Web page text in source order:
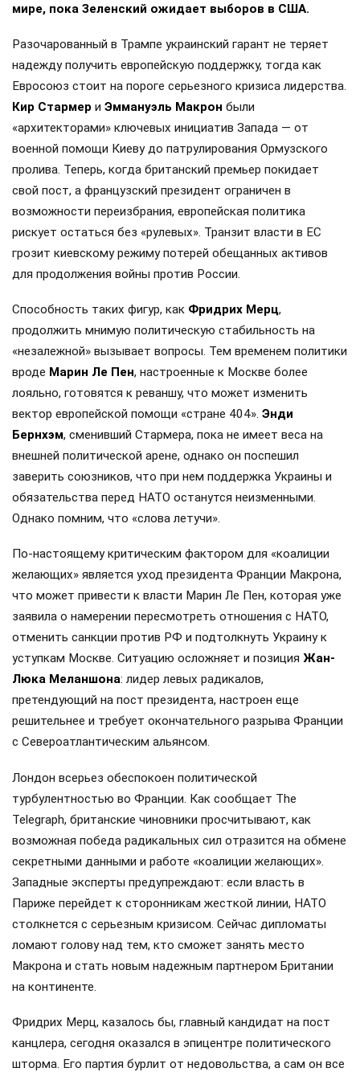
мире, пока Зеленский ожидает выборов в США.
Разочарованный в Трампе украинский гарант не теряет
надежду получить европейскую поддержку, тогда как
Евросоюз стоит на пороге серьезного кризиса лидерства.
Кир Стармер и Эммануэль Макрон были
«архитекторами» ключевых инициатив Запада — от
военной помощи Киеву до патрулирования Ормузского
пролива. Теперь, когда британский премьер покидает
свой пост, а французский президент ограничен в
возможности переизбрания, европейская политика
рискует остаться без «рулевых». Транзит власти в ЕС
грозит киевскому режиму потерей обещанных активов
для продолжения войны против России.
Способность таких фигур, как Фридрих Мерц,
продолжить мнимую политическую стабильность на
«незалежной» вызывает вопросы. Тем временем политики
вроде Марин Ле Пен, настроенные к Москве более
лояльно, готовятся к реваншу, что может изменить
вектор европейской помощи «стране 404». Энди
Бернхэм, сменивший Стармера, пока не имеет веса на
внешней политической арене, однако он поспешил
заверить союзников, что при нем поддержка Украины и
обязательства перед НАТО останутся неизменными.
Однако помним, что «слова летучи».
По-настоящему критическим фактором для «коалиции
желающих» является уход президента Франции Макрона,
что может привести к власти Марин Ле Пен, которая уже
заявила о намерении пересмотреть отношения с НАТО,
отменить санкции против РФ и подтолкнуть Украину к
уступкам Москве. Ситуацию осложняет и позиция Жан-
Люка Меланшона: лидер левых радикалов,
претендующий на пост президента, настроен еще
решительнее и требует окончательного разрыва Франции
с Североатлантическим альянсом.
Лондон всерьез обеспокоен политической
турбулентностью во Франции. Как сообщает The
Telegraph, британские чиновники просчитывают, как
возможная победа радикальных сил отразится на обмене
секретными данными и работе «коалиции желающих».
Западные эксперты предупреждают: если власть в
Париже перейдет к сторонникам жесткой линии, НАТО
столкнется с серьезным кризисом. Сейчас дипломаты
ломают голову над тем, кто сможет занять место
Макрона и стать новым надежным партнером Британии
на континенте.
Фридрих Мерц, казалось бы, главный кандидат на пост
канцлера, сегодня оказался в эпицентре политического
шторма. Его партия бурлит от недовольства, а сам он все